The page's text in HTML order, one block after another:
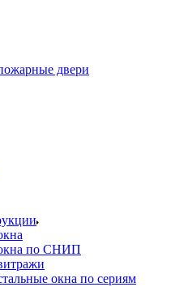
двери
по СНИП
окна по сериям